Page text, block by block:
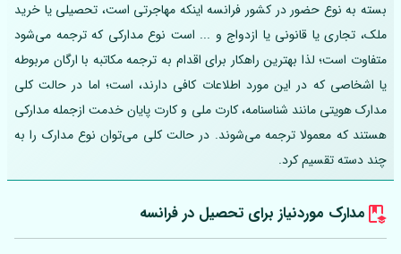
بسته به نوع حضور در کشور فرانسه اینکه مهاجرتی است، تحصیلی یا خرید
ملک، تجاری یا قانونی یا ازدواج و ... است نوع مدارکی که ترجمه می‌شود
متفاوت است؛ لذا بهترین راهکار برای اقدام به ترجمه مکاتبه با ارگان مربوطه
یا اشخاصی که در این مورد اطلاعات کافی دارند، است؛ اما در حالت کلی
مدارک هویتی مانند شناسنامه، کارت ملی و کارت پایان خدمت ازجمله مدارکی
هستند که معمولا ترجمه می‌شوند. در حالت کلی می‌توان نوع مدارک را به
چند دسته تقسیم کرد.
مدارک موردنیاز برای تحصیل در فرانسه